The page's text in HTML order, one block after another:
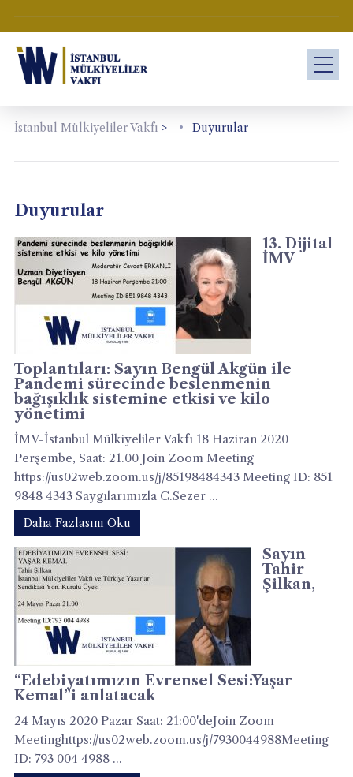
İstanbul Mülkiyeliler Vakfı > Duyurular
Duyurular
13. Dijital
İMV
Toplantıları: Sayın Bengül Akgün ile
Pandemi sürecinde beslenmenin
bağışıklık sistemine etkisi ve kilo
yönetimi
İMV-İstanbul Mülkiyeliler Vakfı 18 Haziran 2020
Perşembe, Saat: 21.00 Join Zoom Meeting
https://us02web.zoom.us/j/85198484343 Meeting ID: 851
9848 4343 Saygılarımızla C.Sezer ...
Daha Fazlasını Oku
Sayın
Tahir
Şilkan,
“Edebiyatımızın Evrensel Sesi:Yaşar
Kemal”i anlatacak
24 Mayıs 2020 Pazar Saat: 21:00'deJoin Zoom
Meetinghttps://us02web.zoom.us/j/7930044988Meeting
ID: 793 004 4988 ...